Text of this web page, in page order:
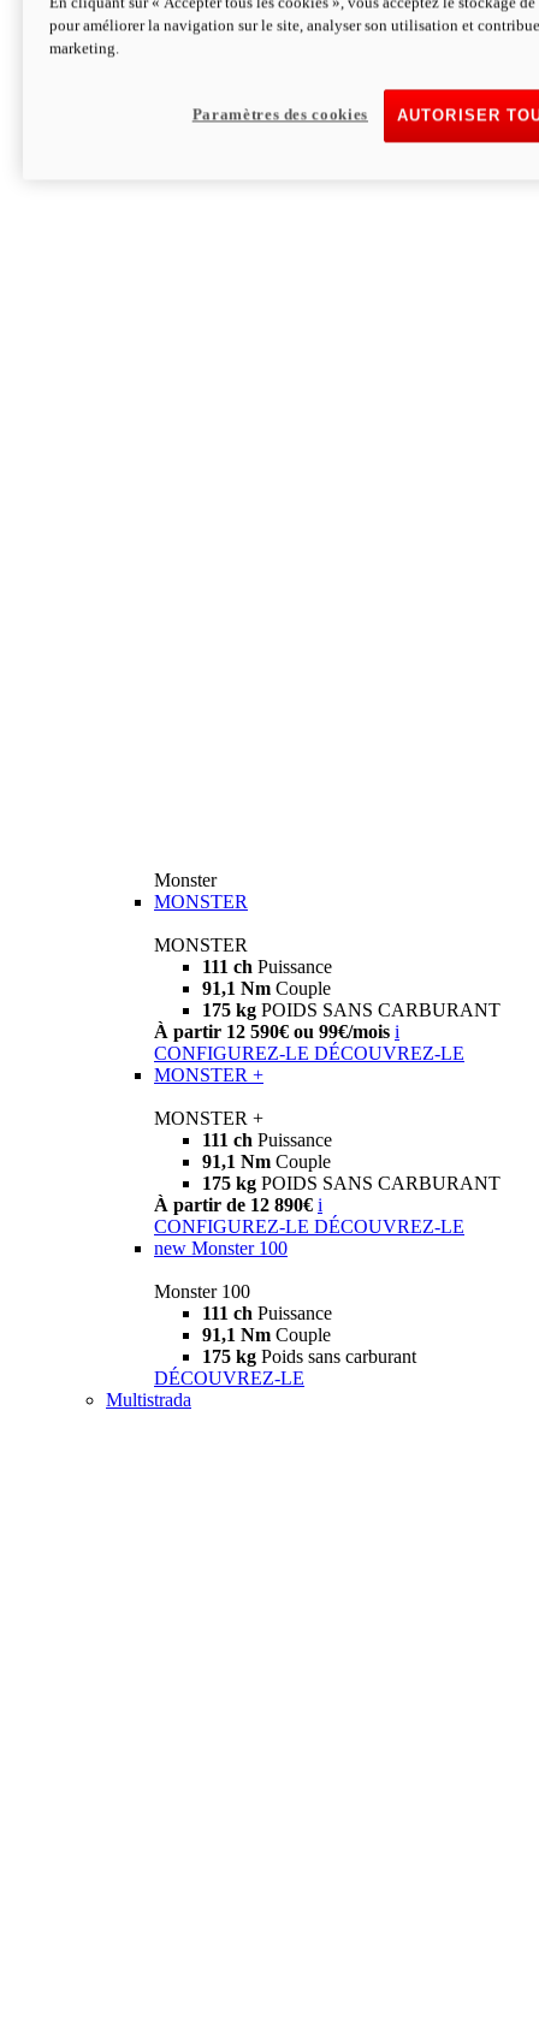
Hypermotard V2 SP 100
Découvrez-le
Monster
MONSTER
MONSTER
111 ch Puissance
91,1 Nm Couple
175 kg POIDS SANS CARBURANT
À partir 12 590€ ou 99€/mois i
CONFIGUREZ-LE DÉCOUVREZ-LE
MONSTER +
MONSTER +
111 ch Puissance
91,1 Nm Couple
175 kg POIDS SANS CARBURANT
À partir de 12 890€ i
CONFIGUREZ-LE DÉCOUVREZ-LE
new Monster 100
Monster 100
111 ch Puissance
91,1 Nm Couple
175 kg Poids sans carburant
DÉCOUVREZ-LE
Multistrada
pour améliorer la navigation sur le site, analyser son utilisation et
marketing.
AUTORISER
Paramètres des cookies